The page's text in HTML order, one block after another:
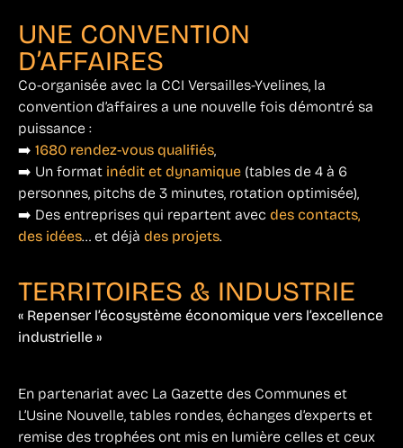
UNE CONVENTION
D’AFFAIRES
Co-organisée avec la CCI Versailles-Yvelines, la
convention d’affaires a une nouvelle fois démontré sa
puissance :
➡️ 1680 rendez-vous qualifiés,
➡️ Un format inédit et dynamique (tables de 4 à 6
personnes, pitchs de 3 minutes, rotation optimisée),
➡️ Des entreprises qui repartent avec des contacts,
des idées… et déjà des projets.
TERRITOIRES & INDUSTRIE
« Repenser l’écosystème économique vers l’excellence
industrielle »
En partenariat avec La Gazette des Communes et
L’Usine Nouvelle, tables rondes, échanges d’experts et
remise des trophées ont mis en lumière celles et ceux